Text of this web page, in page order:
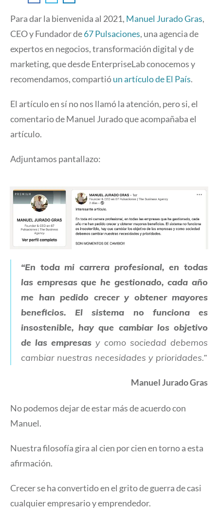
Para dar la bienvenida al 2021, Manuel Jurado Gras,
CEO y Fundador de67 Pulsaciones, una agencia de
expertos en negocios, transformación digital y de
marketing, que desde EnterpriseLab conocemos y
recomendamos, compartióun artículo de El País.
El artículo en sí no nos llamó la atención, pero si, el
comentario de Manuel Jurado que acompañaba el
artículo.
Adjuntamos pantallazo:
“En toda mi carrera profesional, en todas
las empresas que he gestionado, cada año
me han pedido crecer y obtener mayores
beneficios. El sistema no funciona es
insostenible, hay que cambiar los objetivo
de las empresas y como sociedad debemos
cambiar nuestras necesidades y prioridades.”
Manuel Jurado Gras
No podemos dejar de estar más de acuerdo con
Manuel.
Nuestra filosofía gira al cien por cien en torno a esta
afirmación.
Crecer se ha convertido en el grito de guerra de casi
cualquier empresario y emprendedor.